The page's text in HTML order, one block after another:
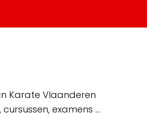
Karate Vlaanderen
examens …